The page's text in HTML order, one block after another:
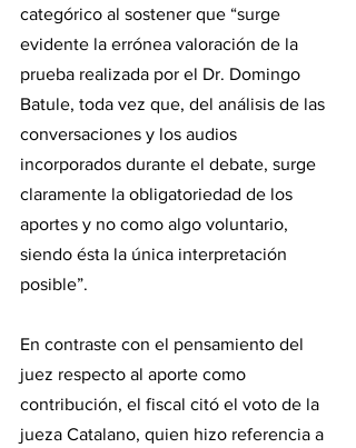
categórico al sostener que “surge
evidente la errónea valoración de la
prueba realizada por el Dr. Domingo
Batule, toda vez que, del análisis de las
conversaciones y los audios
incorporados durante el debate, surge
claramente la obligatoriedad de los
aportes y no como algo voluntario,
siendo ésta la única interpretación
posible”.
En contraste con el pensamiento del
juez respecto al aporte como
contribución, el fiscal citó el voto de la
jueza Catalano, quien hizo referencia a